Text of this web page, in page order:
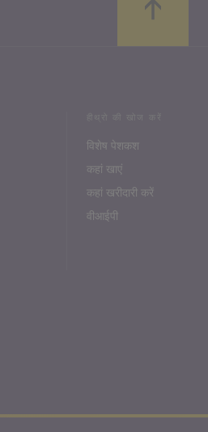
विशेष पेशकश
कहां खाएं
कहां खरीदारी करें
वीआईपी